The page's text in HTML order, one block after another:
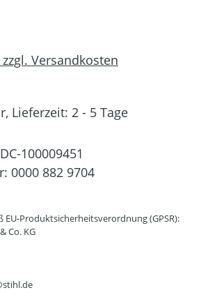
Versandkosten
Lieferzeit: 2 - 5 Tage
DC-100009451
0000 882 9704
EU-Produktsicherheitsverordnung (GPSR):
Co. KG